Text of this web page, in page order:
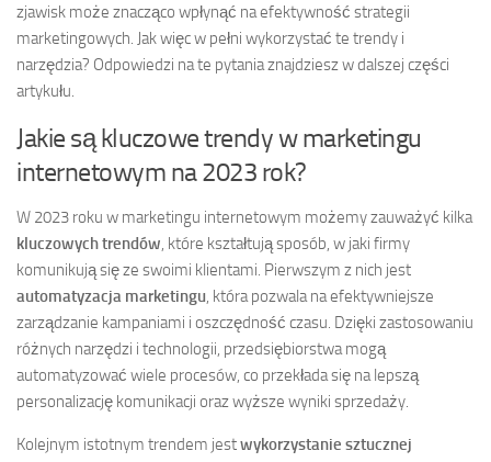
zjawisk może znacząco wpłynąć na efektywność strategii
marketingowych. Jak więc w pełni wykorzystać te trendy i
narzędzia? Odpowiedzi na te pytania znajdziesz w dalszej części
artykułu.
Jakie są kluczowe trendy w marketingu
internetowym na 2023 rok?
W 2023 roku w marketingu internetowym możemy zauważyć kilka
kluczowych trendów, które kształtują sposób, w jaki firmy
komunikują się ze swoimi klientami. Pierwszym z nich jest
automatyzacja marketingu, która pozwala na efektywniejsze
zarządzanie kampaniami i oszczędność czasu. Dzięki zastosowaniu
różnych narzędzi i technologii, przedsiębiorstwa mogą
automatyzować wiele procesów, co przekłada się na lepszą
personalizację komunikacji oraz wyższe wyniki sprzedaży.
Kolejnym istotnym trendem jestwykorzystanie sztucznej